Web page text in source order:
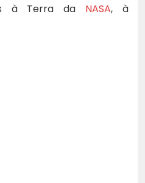
à Terra da NASA, à